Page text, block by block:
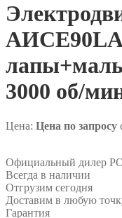
3000 об/
Цена: Цена по запросу
Официальный дилер
Всегда в наличии
Отгрузим сегодня
Доставим в любую
Гарантия